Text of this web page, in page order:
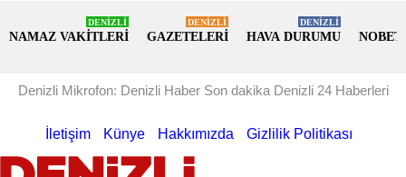
NAMAZ VAKİTLERİ
DENİZLİ
GAZETELERİ
DENİZLİ
HAVA DURUMU
DENİZLİ
Denizli Mikrofon: Denizli Haber Son dakika Denizli 24 Haberleri
İletişim Künye Hakkımızda Gizlilik Politikası